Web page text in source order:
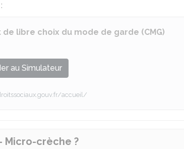
libre choix du mode de garde (CMG)
au Simulateur
accueil/
Micro-crèche ?